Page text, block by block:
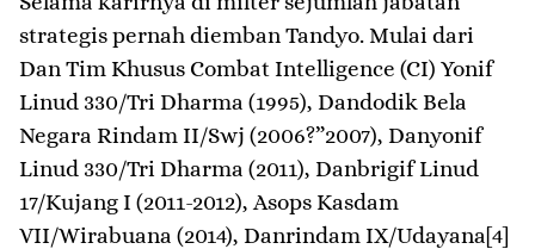
strategis pernah diemban Tandyo. Mulai dari
Dan Tim Khusus Combat Intelligence (CI) Yonif
Linud 330/Tri Dharma (1995), Dandodik Bela
Negara Rindam II/Swj (2006?”2007), Danyonif
Linud 330/Tri Dharma (2011), Danbrigif Linud
17/Kujang I (2011-2012), Asops Kasdam
VII/Wirabuana (2014), Danrindam IX/Udayana[4]